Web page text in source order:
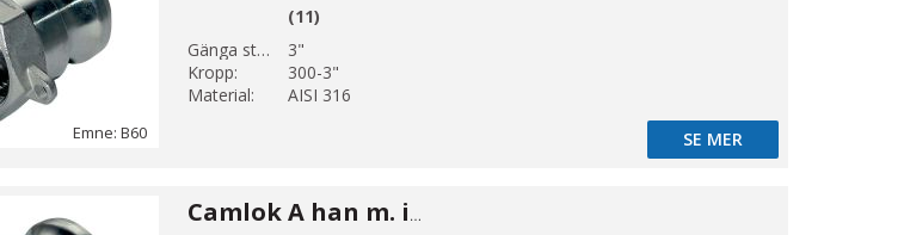
Emne: B60
(11)
Gänga storlek 1:
3"
Kropp:
300-3"
Material:
AISI 316
SE MER
Camlok A han m. inv 4"